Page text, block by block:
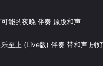
能的夜晚 伴奏 原版和声
至上 (Live版) 伴奏 带和声 剧